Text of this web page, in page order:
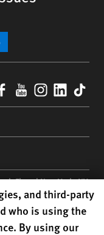
YouTube
Floor | New York,NY
registered in the US
and third-party
who is using the
By using our